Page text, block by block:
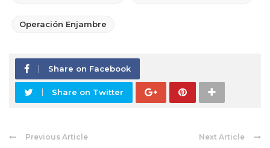
Operación Enjambre
Share on Facebook
Share on Twitter
Previous Article Next Article